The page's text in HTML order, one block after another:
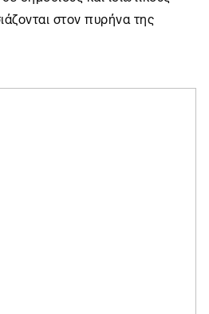
στον πυρήνα της